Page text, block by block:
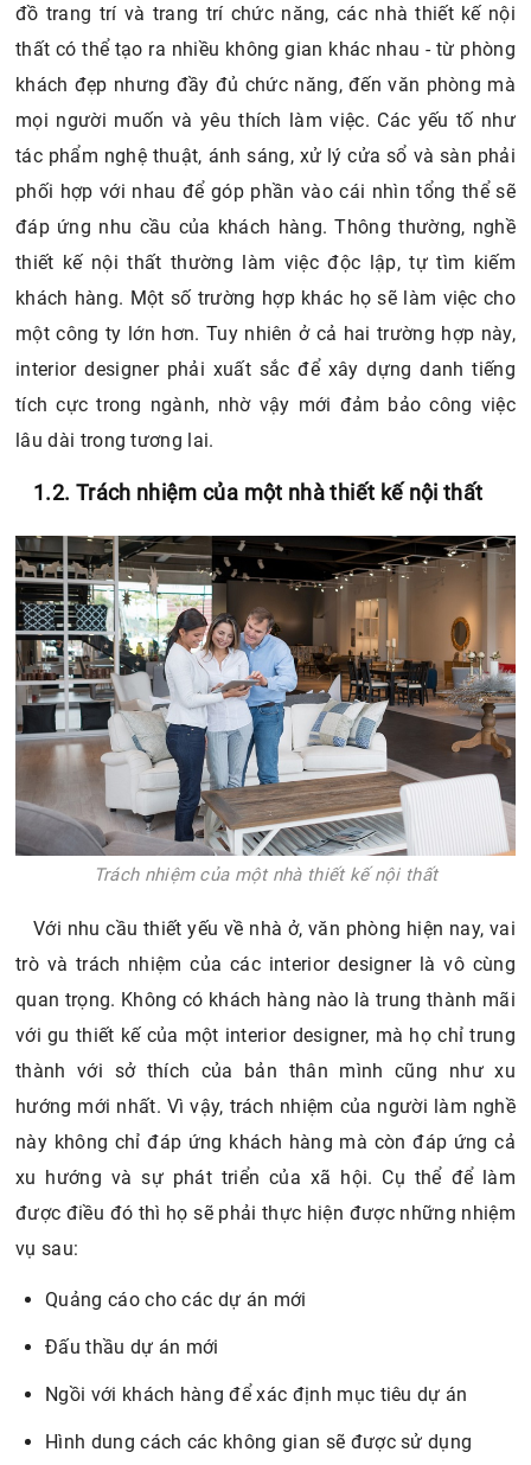
đồ trang trí và trang trí chức năng, các nhà thiết kế nội
thất có thể tạo ra nhiều không gian khác nhau - từ phòng
khách đẹp nhưng đầy đủ chức năng, đến văn phòng mà
mọi người muốn và yêu thích làm việc. Các yếu tố như
tác phẩm nghệ thuật, ánh sáng, xử lý cửa sổ và sàn phải
phối hợp với nhau để góp phần vào cái nhìn tổng thể sẽ
đáp ứng nhu cầu của khách hàng. Thông thường, nghề
thiết kế nội thất thường làm việc độc lập, tự tìm kiếm
khách hàng. Một số trường hợp khác họ sẽ làm việc cho
một công ty lớn hơn. Tuy nhiên ở cả hai trường hợp này,
interior designer phải xuất sắc để xây dựng danh tiếng
tích cực trong ngành, nhờ vậy mới đảm bảo công việc
lâu dài trong tương lai.
1.2. Trách nhiệm của một nhà thiết kế nội thất
Trách nhiệm của một nhà thiết kế nội thất
Với nhu cầu thiết yếu về nhà ở, văn phòng hiện nay, vai
trò và trách nhiệm của các interior designer là vô cùng
quan trọng. Không có khách hàng nào là trung thành mãi
với gu thiết kế của một interior designer, mà họ chỉ trung
thành với sở thích của bản thân mình cũng như xu
hướng mới nhất. Vì vậy, trách nhiệm của người làm nghề
này không chỉ đáp ứng khách hàng mà còn đáp ứng cả
xu hướng và sự phát triển của xã hội. Cụ thể để làm
được điều đó thì họ sẽ phải thực hiện được những nhiệm
vụ sau:
Quảng cáo cho các dự án mới
Đấu thầu dự án mới
Ngồi với khách hàng để xác định mục tiêu dự án
Hình dung cách các không gian sẽ được sử dụng